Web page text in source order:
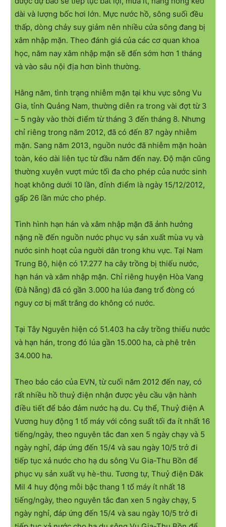
dài và lượng bốc hơi lớn. Mực nước hồ, sông suối đều
thấp, dòng chảy suy giảm nên nhiều cửa sông đang bị
xâm nhập mặn. Theo đánh giá của các cơ quan khoa
học, năm nay xâm nhập mặn sẽ đến sớm hơn 1 tháng
và vào sâu nội địa hơn bình thường.
Hằng năm, tình trạng nhiễm mặn tại khu vực sông Vu
Gia, tỉnh Quảng Nam, thường diễn ra trong vài đợt từ 3
– 5 ngày vào thời điểm từ tháng 3 đến tháng 8. Nhưng
chỉ riêng trong năm 2012, đã có đến 87 ngày nhiễm
mặn. Sang năm 2013, nguồn nước đã nhiễm mặn hoàn
toàn, kéo dài liên tục từ đầu năm đến nay. Độ mặn cũng
thường xuyên vượt mức tối đa cho phép của nước sinh
hoạt không dưới 10 lần, đỉnh điểm là ngày 15/12/2012,
gấp 26 lần mức cho phép.
Tình hình hạn hán và xâm nhập mặn đã ảnh hưởng
nặng nề đến nguồn nước phục vụ sản xuất mùa vụ và
nước sinh hoạt của người dân trong khu vực. Tại Nam
Trung Bộ, hiện có 17.277 ha cây trồng bị thiếu nước,
hạn hán và xâm nhập mặn. Chỉ riêng huyện Hòa Vang
(Đà Nẵng) đã có gần 3.000 ha lúa đang trổ đòng có
nguy cơ bị mất trắng do không có nước.
Tại Tây Nguyên hiện có 51.403 ha cây trồng thiếu nước
và hạn hán, trong đó lúa gần 15.000 ha, cà phê trên
34.000 ha.
Theo báo cáo của EVN, từ cuối năm 2012 đến nay, có
rất nhiều hồ thuỷ điện nhận được yêu cầu vận hành
điều tiết để bảo đảm nước hạ du. Cụ thể, Thuỷ điện A
Vương huy động 1 tổ máy với công suất tối đa ít nhất 16
tiếng/ngày, theo nguyên tắc đan xen 5 ngày chạy và 5
ngày nghỉ, đáp ứng đến 15/4 và sau ngày 10/5 trở đi
tiếp tục xả nước cho hạ du sông Vu Gia-Thu Bồn để
phục vụ sản xuất vụ hè-thu. Tương tự, Thuỷ điện Đăk
Mil 4 huy động mỗi bậc thang 1 tổ máy ít nhất 18
tiếng/ngày, theo nguyên tắc đan xen 5 ngày chạy, 5
ngày nghỉ, đáp ứng đến 15/4 và sau ngày 10/5 trở đi